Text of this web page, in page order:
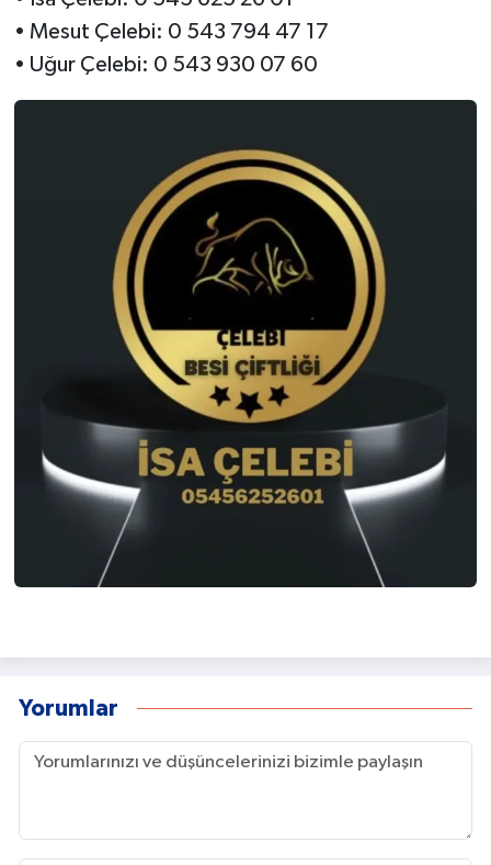
• Mesut Çelebi: 0 543 794 47 17
• Uğur Çelebi: 0 543 930 07 60
Yorumlar